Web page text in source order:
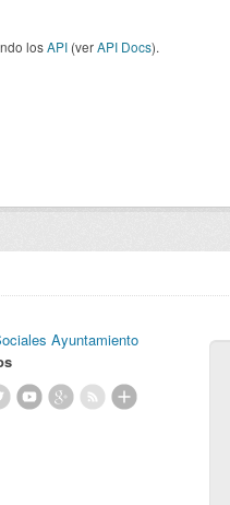
losAPI (verAPI Docs).
Ayuntamiento